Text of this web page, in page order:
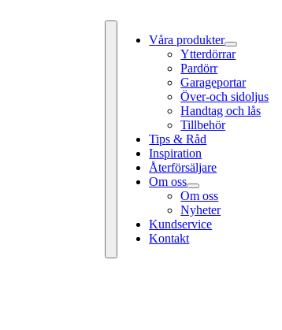
Toggle
Navigation
Våra produkter
Ytterdörrar
Pardörr
Garageportar
Över-och sidoljus
Handtag och lås
Tillbehör
Tips & Råd
Inspiration
Återförsäljare
Om oss
Om oss
Nyheter
Kundservice
Kontakt